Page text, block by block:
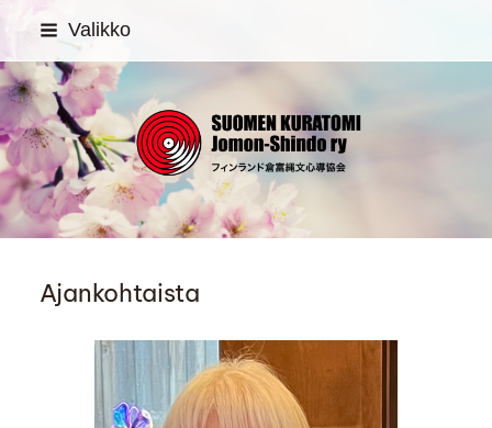
Siirry
sisältöön
Valikko
SUOMEN KURATOMI
Ajankohtaista